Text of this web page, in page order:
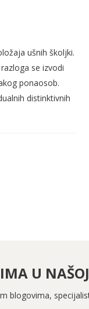
ušnih školjki.
se izvodi
ponaosob.
distinktivnih
U
blogovima,